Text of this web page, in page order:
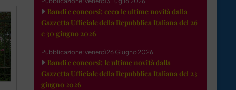
Bandi e concorsi: ecco le ultime novità dalla
Gazzetta Ufficiale della Repubblica Italiana del 26
e 30 giugno 2026
Pubblicazione: venerdì 26 Giugno 2026
Bandi e concorsi: le ultime novità dalla
Gazzetta Ufficiale della Repubblica Italiana del 23
giugno 2026